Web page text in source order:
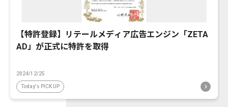
【特許登録】リテールメディア広告エンジン「ZETA
AD」が正式に特許を取得
2024/12/25
Today's PICK UP